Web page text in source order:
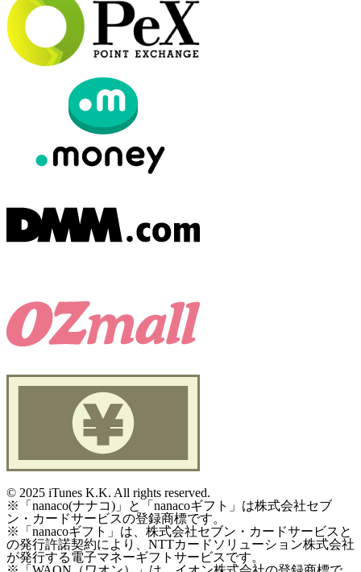
© 2025 iTunes K.K. All rights reserved.
※「nanaco(ナナコ)」と「nanacoギフト」は株式会社セブ
ン・カードサービスの登録商標です。
※「nanacoギフト」は、株式会社セブン・カードサービスと
の発行許諾契約により、NTTカードソリューション株式会社
が発行する電子マネーギフトサービスです。